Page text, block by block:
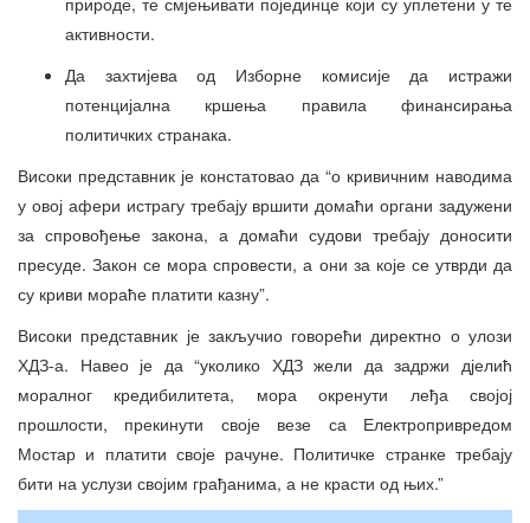
активности.
Да захтијева од Изборне комисије да истражи
потенцијална кршења правила финансирања
политичких странака.
Високи представник је констатовао да “о кривичним наводима
у овој афери истрагу требају вршити домаћи органи задужени
за спровођење закона, а домаћи судови требају доносити
пресуде. Закон се мора спровести, а они за које се утврди да
су криви мораће платити казну”.
Високи представник је закључио говорећи директно о улози
ХДЗ-а. Навео је да “уколико ХДЗ жели да задржи дјелић
моралног кредибилитета, мора окренути леђа својој
прошлости, прекинути своје везе са Електропривредом
Мостар и платити своје рачуне. Политичке странке требају
бити на услузи својим грађанима, а не красти од њих.”